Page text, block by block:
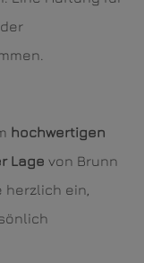
hochwertigen
Lage von Brunn
herzlich ein,